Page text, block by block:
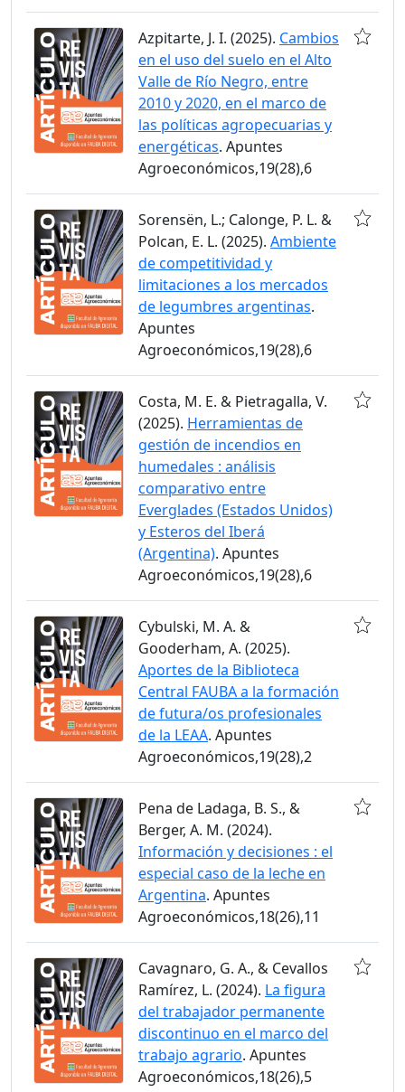
Azpitarte, J. I. (2025). Cambios
en el uso del suelo en el Alto
Valle de Río Negro, entre
2010 y 2020, en el marco de
las políticas agropecuarias y
energéticas. Apuntes
Agroeconómicos,19(28),6
Sorensën, L.; Calonge, P. L. &
Polcan, E. L. (2025). Ambiente
de competitividad y
limitaciones a los mercados
de legumbres argentinas.
Apuntes
Agroeconómicos,19(28),6
Costa, M. E. & Pietragalla, V.
(2025). Herramientas de
gestión de incendios en
humedales : análisis
comparativo entre
Everglades (Estados Unidos)
y Esteros del Iberá
(Argentina). Apuntes
Agroeconómicos,19(28),6
Cybulski, M. A. &
Gooderham, A. (2025).
Aportes de la Biblioteca
Central FAUBA a la formación
de futura/os profesionales
de la LEAA. Apuntes
Agroeconómicos,19(28),2
Pena de Ladaga, B. S., &
Berger, A. M. (2024).
Información y decisiones : el
especial caso de la leche en
Argentina. Apuntes
Agroeconómicos,18(26),11
Cavagnaro, G. A., & Cevallos
Ramírez, L. (2024). La figura
del trabajador permanente
discontinuo en el marco del
trabajo agrario. Apuntes
Agroeconómicos,18(26),5